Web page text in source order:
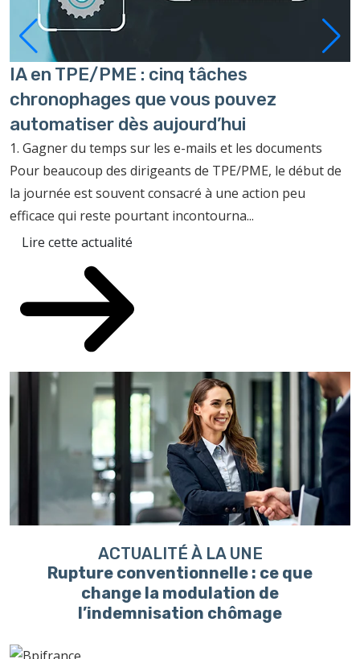
IA en TPE/PME : cinq tâches
chronophages que vous pouvez
automatiser dès aujourd’hui
1. Gagner du temps sur les e-mails et les documents
Pour beaucoup des dirigeants de TPE/PME, le début de
la journée est souvent consacré à une action peu
efficace qui reste pourtant incontourna...
Lire cette actualité
ACTUALITÉ À LA UNE
Rupture conventionnelle : ce que
change la modulation de
l’indemnisation chômage